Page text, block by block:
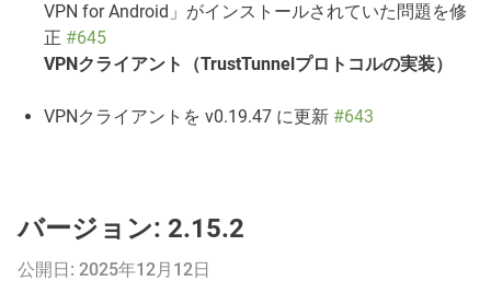
VPN for Android」がインストールされていた問題を修
正 #645
VPNクライアント（TrustTunnelプロトコルの実装）
VPNクライアントを v0.19.47 に更新 #643
バージョン: 2.15.2
公開日: 2025年12月12日